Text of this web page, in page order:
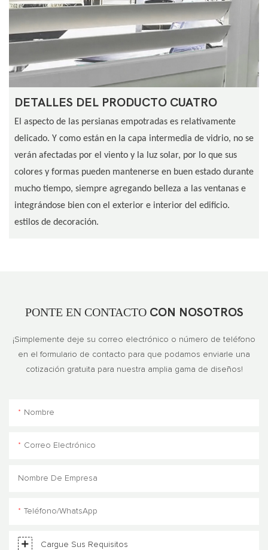
DETALLES DEL PRODUCTO CUATRO
El aspecto de las persianas empotradas es relativamente
delicado. Y como están en la capa intermedia de vidrio, no se
verán afectadas por el viento y la luz solar, por lo que sus
colores y formas pueden mantenerse en buen estado durante
mucho tiempo, siempre agregando belleza a las ventanas e
integrándose bien con el exterior e interior del edificio.
estilos de decoración.
PONTE EN CONTACTO CON NOSOTROS
¡Simplemente deje su correo electrónico o número de teléfono
en el formulario de contacto para que podamos enviarle una
cotización gratuita para nuestra amplia gama de diseños!
Nombre
Correo Electrónico
Nombre De Empresa
Teléfono/WhatsApp
Cargue Sus Requisitos